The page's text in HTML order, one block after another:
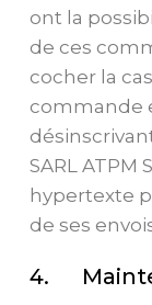
ont la
de ces
cocher la
commande
SARL ATPM
hypertexte
de ses
4.